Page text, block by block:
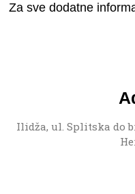
Za sve dodatne
Ilidža, ul. Splitska do